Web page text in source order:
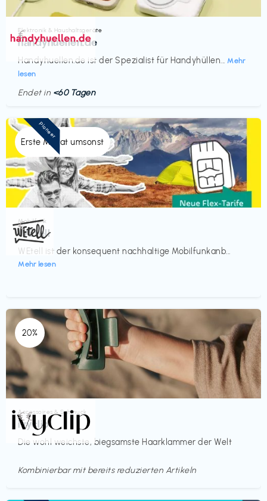
Elektronik & Haushaltsgeräte
handyhuellen.de
Handyhuellen.de ist der Spezialist für Handyhüllen... Mehr
lesen
€‎
Endet in <60 Tagen
Erste Monat umsonst
Mobilfunk
WEtell
WEtell ist der konsequent nachhaltige Mobilfunkanb...
Mehr lesen
€‎
Pioneer
20%
Accessoires & Schmuck
ivyclip
Die wohl weichste, biegsamste Haarklammer der Welt
€€‎
Kombinierbar mit bereits reduzierten Artikeln